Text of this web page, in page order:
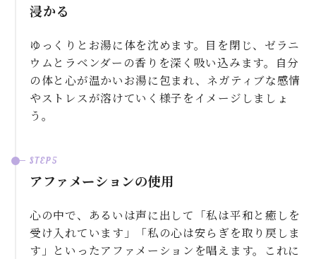
浸かる
ゆっくりとお湯に体を沈めます。目を閉じ、ゼラニ
ウムとラベンダーの香りを深く吸い込みます。自分
の体と心が温かいお湯に包まれ、ネガティブな感情
やストレスが溶けていく様子をイメージしましょ
う。
アファメーションの使用
心の中で、あるいは声に出して「私は平和と癒しを
受け入れています」「私の心は安らぎを取り戻しま
す」といったアファメーションを唱えます。これに